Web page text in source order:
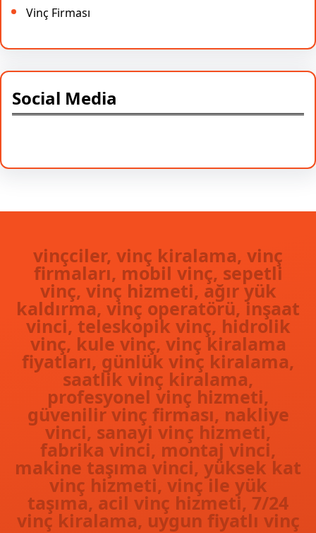
Vinç Firması
Social Media
vinçciler, vinç kiralama, vinç
firmaları, mobil vinç, sepetli
vinç, vinç hizmeti, ağır yük
kaldırma, vinç operatörü, inşaat
vinci, teleskopik vinç, hidrolik
vinç, kule vinç, vinç kiralama
fiyatları, günlük vinç kiralama,
saatlik vinç kiralama,
profesyonel vinç hizmeti,
güvenilir vinç firması, nakliye
vinci, sanayi vinç hizmeti,
fabrika vinci, montaj vinci,
makine taşıma vinci, yüksek kat
vinç hizmeti, vinç ile yük
taşıma, acil vinç hizmeti, 7/24
vinç kiralama, uygun fiyatlı vinç